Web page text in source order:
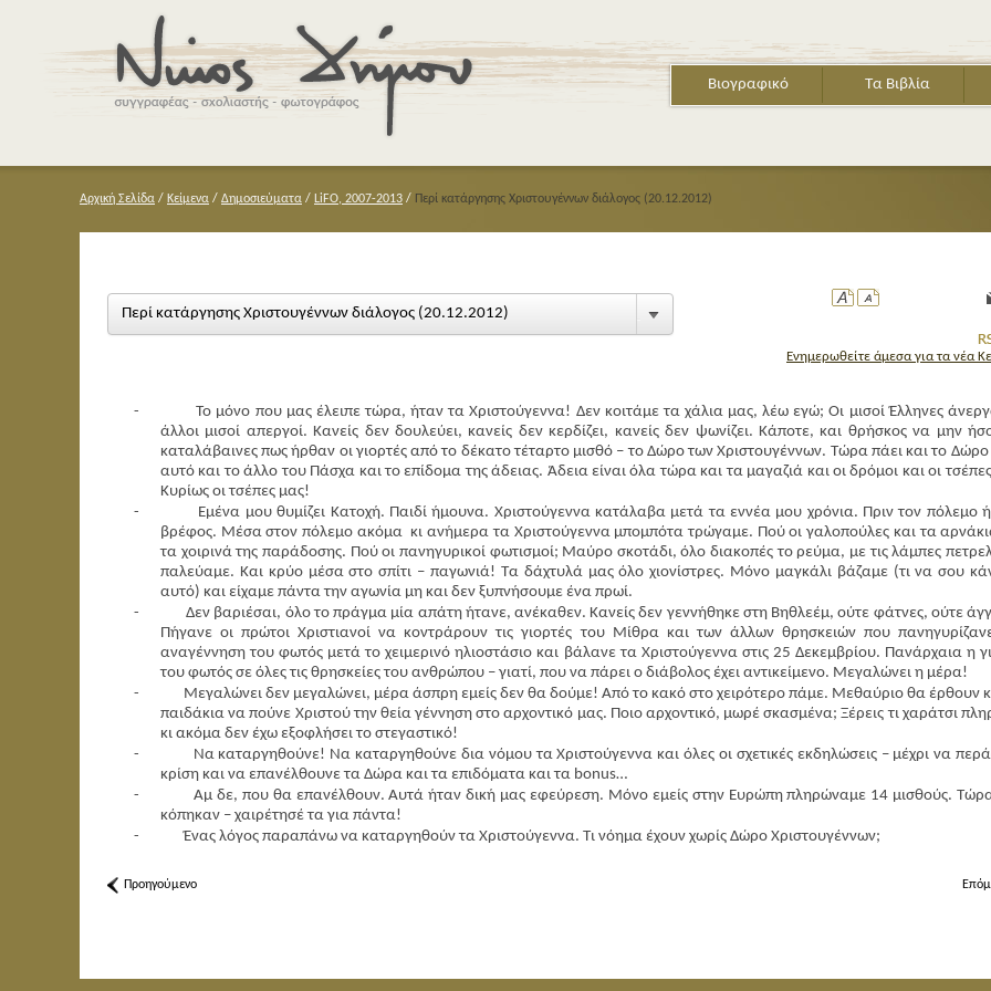
Βιογραφικό Τα Βιβλία
Αρχική Σελίδα / Κείμενα / Δημοσιεύματα / LiFO, 2007-2013 / Περί κατάργησης Χριστουγέννων διάλογος (20.12.2012)
Ενημερωθείτε άμεσα για τα νέα
Περί κατάργησης Χριστουγέννων διάλογος (20.12.2012)
-
Το μόνο που μας έλειπε τώρα, ήταν τα Χριστούγεννα! Δεν κοιτάμε τα χάλια μας, λέω εγώ; Οι μισοί Έλληνες
άλλοι μισοί απεργοί. Κανείς δεν δουλεύει, κανείς δεν κερδίζει, κανείς δεν ψωνίζει. Κάποτε, και θρήσκος να μην
καταλάβαινες πως ήρθαν οι γιορτές από το δέκατο τέταρτο μισθό – το Δώρο των Χριστουγέννων. Τώρα πάει και το Δώρο
αυτό και το άλλο του Πάσχα και το επίδομα της άδειας. Άδεια είναι όλα τώρα και τα μαγαζιά και οι δρόμοι και οι
Κυρίως οι τσέπες μας!
-
Εμένα μου θυμίζει Κατοχή. Παιδί ήμουνα. Χριστούγεννα κατάλαβα μετά τα εννέα μου χρόνια. Πριν τον πόλεμο
βρέφος. Μέσα στον πόλεμο ακόμα κι ανήμερα τα Χριστούγεννα μπομπότα τρώγαμε. Πού οι γαλοπούλες και τα
τα χοιρινά της παράδοσης. Πού οι πανηγυρικοί φωτισμοί; Μαύρο σκοτάδι, όλο διακοπές το ρεύμα, με τις λάμπες
παλεύαμε. Και κρύο μέσα στο σπίτι – παγωνιά! Τα δάχτυλά μας όλο χιονίστρες. Μόνο μαγκάλι βάζαμε (τι να σου
αυτό) και είχαμε πάντα την αγωνία μη και δεν ξυπνήσουμε ένα πρωί.
-
Δεν βαριέσαι, όλο το πράγμα μία απάτη ήτανε, ανέκαθεν. Κανείς δεν γεννήθηκε στη Βηθλεέμ, ούτε φάτνες, ούτε
Πήγανε οι πρώτοι Χριστιανοί να κοντράρουν τις γιορτές του Μίθρα και των άλλων θρησκειών που
αναγέννηση του φωτός μετά το χειμερινό ηλιοστάσιο και βάλανε τα Χριστούγεννα στις 25 Δεκεμβρίου. Πανάρχαια η
του φωτός σε όλες τις θρησκείες του ανθρώπου – γιατί, που να πάρει ο διάβολος έχει αντικείμενο. Μεγαλώνει η μέρα!
-
Μεγαλώνει δεν μεγαλώνει, μέρα άσπρη εμείς δεν θα δούμε! Από το κακό στο χειρότερο πάμε. Μεθαύριο θα έρθουν
παιδάκια να πούνε Χριστού την θεία γέννηση στο αρχοντικό μας. Ποιο αρχοντικό, μωρέ σκασμένα; Ξέρεις τι χαράτσι
κι ακόμα δεν έχω εξοφλήσει το στεγαστικό!
-
Να καταργηθούνε! Να καταργηθούνε δια νόμου τα Χριστούγεννα και όλες οι σχετικές εκδηλώσεις – μέχρι να
κρίση και να επανέλθουνε τα Δώρα και τα επιδόματα και τα bonus…
-
Αμ δε, που θα επανέλθουν. Αυτά ήταν δική μας εφεύρεση. Μόνο εμείς στην Ευρώπη πληρώναμε 14 μισθούς.
κόπηκαν – χαιρέτησέ τα για πάντα!
-
Ένας λόγος παραπάνω να καταργηθούν τα Χριστούγεννα. Τι νόημα έχουν χωρίς Δώρο Χριστουγέννων;
Προηγούμενο